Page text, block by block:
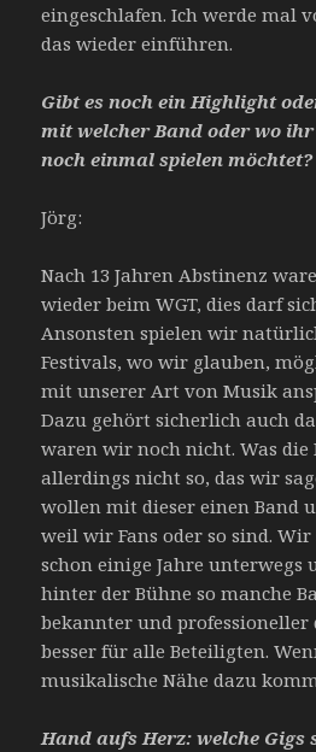
eingeschlafen. Ich werde mal
das wieder einführen.
Gibt es noch ein Highlight
mit welcher Band oder wo
noch einmal spielen möchtet?
Jörg:
Nach 13 Jahren Abstinenz
wieder beim WGT, dies darf
Ansonsten spielen wir
Festivals, wo wir glauben,
mit unserer Art von Musik
Dazu gehört sicherlich auch
waren wir noch nicht. Was die
allerdings nicht so, das wir
wollen mit dieser einen Band
weil wir Fans oder so sind.
schon einige Jahre unterwegs
hinter der Bühne so manche
bekannter und professioneller
besser für alle Beteiligten.
musikalische Nähe dazu
Hand aufs Herz: welche Gigs